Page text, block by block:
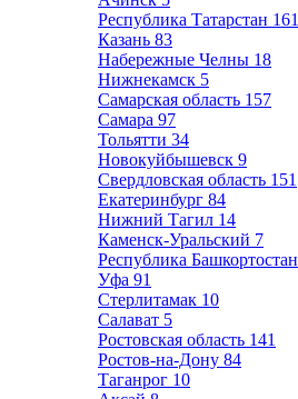
Республика Татарстан 161
Казань 83
Набережные Челны 18
Нижнекамск 5
Самарская область 157
Самара 97
Тольятти 34
Новокуйбышевск 9
Свердловская область 151
Екатеринбург 84
Нижний Тагил 14
Каменск-Уральский 7
Республика Башкортостан
Уфа 91
Стерлитамак 10
Салават 5
Ростовская область 141
Ростов-на-Дону 84
Таганрог 10